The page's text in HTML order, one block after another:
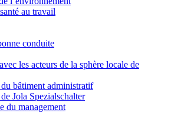
au travail
conduite
les acteurs de la sphère locale de
bâtiment administratif
Jola Spezialschalter
du management